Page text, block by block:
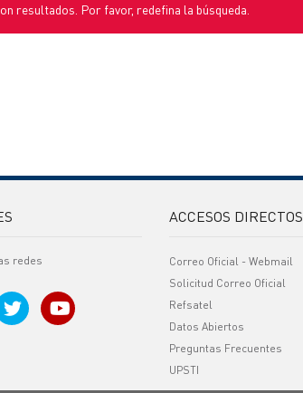
resultados. Por favor, redefina la búsqueda.
redes
ACCESOS DIRECTOS
Correo Oficial - Webmail
Solicitud Correo Oficial
Refsatel
Datos Abiertos
Preguntas Frecuentes
UPSTI